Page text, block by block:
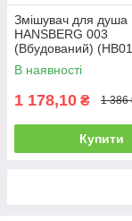
Змішувач для душа
HANSBERG 003
(Вбудований)
В наявності
1 178,10 ₴ 1 386
Купити